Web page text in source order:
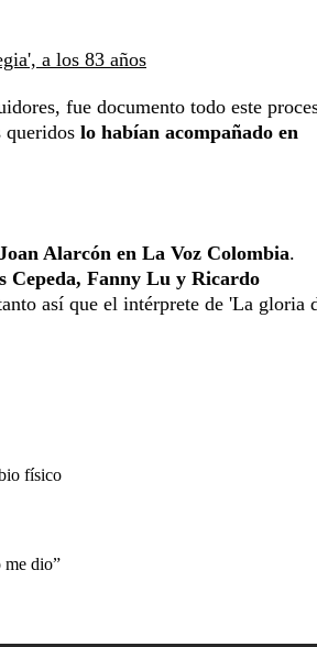
a los 83 años
fue documento todo este
queridos lo habían acompañado en
Alarcón en La Voz Colombia.
Cepeda, Fanny Lu y Ricardo
así que el intérprete de 'La gloria
físico
me dio”